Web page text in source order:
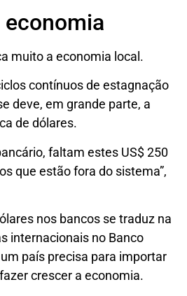
muito a economia local.
contínuos de estagnação
deve, em grande parte, a
de dólares.
faltam estes US$ 250
que estão fora do sistema”,
nos bancos se traduz na
internacionais no Banco
país precisa para importar
crescer a economia.